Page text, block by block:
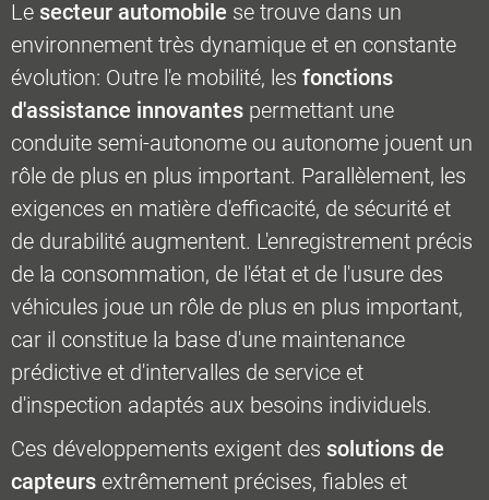
Le secteur automobile se trouve dans un
environnement très dynamique et en constante
évolution: Outre l'e mobilité, les fonctions
d'assistance innovantes permettant une
conduite semi-autonome ou autonome jouent un
rôle de plus en plus important. Parallèlement, les
exigences en matière d'efficacité, de sécurité et
de durabilité augmentent. L'enregistrement précis
de la consommation, de l'état et de l'usure des
véhicules joue un rôle de plus en plus important,
car il constitue la base d'une maintenance
prédictive et d'intervalles de service et
d'inspection adaptés aux besoins individuels.
Ces développements exigent des solutions de
capteurs extrêmement précises, fiables et